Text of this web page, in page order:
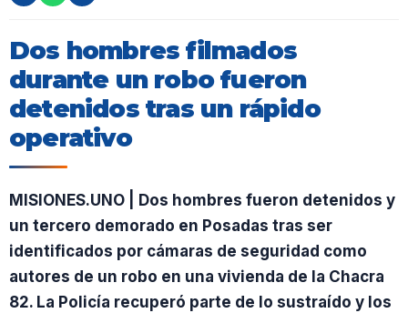
Dos hombres filmados
durante un robo fueron
detenidos tras un rápido
operativo
MISIONES.UNO | Dos hombres fueron detenidos y
un tercero demorado en Posadas tras ser
identificados por cámaras de seguridad como
autores de un robo en una vivienda de la Chacra
82. La Policía recuperó parte de lo sustraído y los